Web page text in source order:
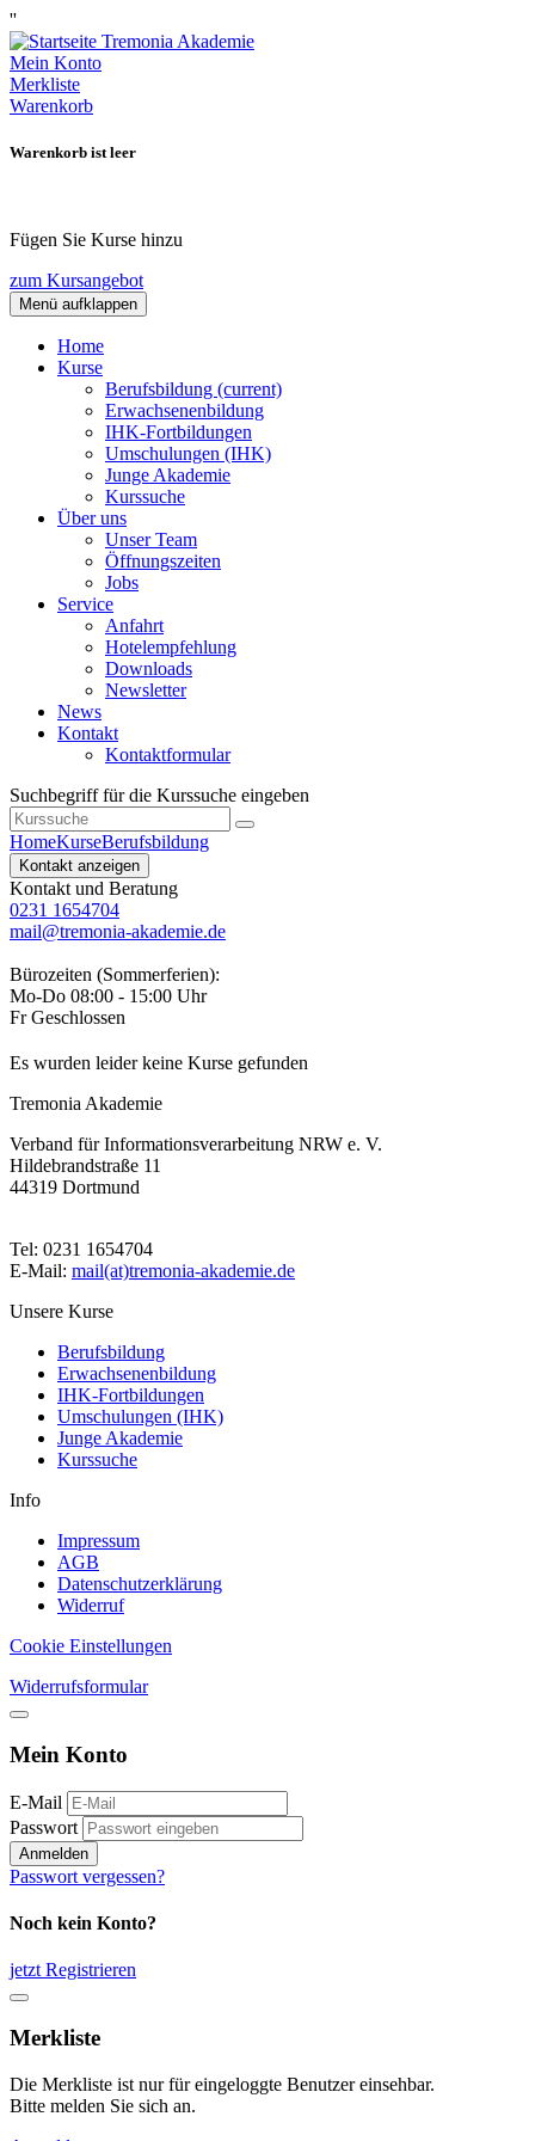
''
Mein Konto
Merkliste
Warenkorb
Warenkorb ist leer
Fügen Sie Kurse hinzu
zum Kursangebot
Menü aufklappen
Home
Kurse
Berufsbildung (current)
Erwachsenenbildung
IHK-Fortbildungen
Umschulungen (IHK)
Junge Akademie
Kurssuche
Über uns
Unser Team
Öffnungszeiten
Jobs
Service
Anfahrt
Hotelempfehlung
Downloads
Newsletter
News
Kontakt
Kontaktformular
Suchbegriff für die Kurssuche eingeben
HomeKurseBerufsbildung
Kontakt anzeigen
Kontakt und Beratung
0231 1654704
mail@tremonia-akademie.de
Bürozeiten (Sommerferien):
Mo-Do 08:00 - 15:00 Uhr
Fr Geschlossen
Es wurden leider keine Kurse gefunden
Tremonia Akademie
Verband für Informationsverarbeitung NRW e. V.
Hildebrandstraße 11
44319 Dortmund
Tel: 0231 1654704
E-Mail: mail(at)tremonia-akademie.de
Unsere Kurse
Berufsbildung
Erwachsenenbildung
IHK-Fortbildungen
Umschulungen (IHK)
Junge Akademie
Kurssuche
Info
Impressum
AGB
Datenschutzerklärung
Widerruf
Cookie Einstellungen
Widerrufsformular
Mein Konto
E-Mail
Passwort
Anmelden
Passwort vergessen?
Noch kein Konto?
jetzt Registrieren
Merkliste
Die Merkliste ist nur für eingeloggte Benutzer einsehbar.
Bitte melden Sie sich an.